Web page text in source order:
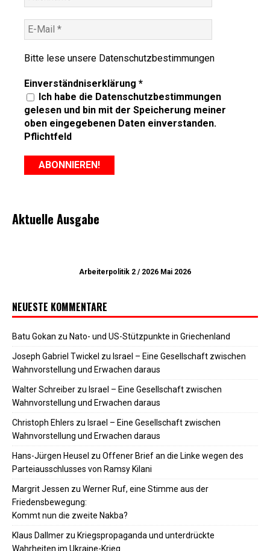
Bitte lese unsere Datenschutzbestimmungen
Einverständniserklärung *
Ich habe die Datenschutzbestimmungen
gelesen und bin mit der Speicherung meiner
oben eingegebenen Daten einverstanden.
Pflichtfeld
Aktuelle Ausgabe
Arbeiterpolitik 2 / 2026 Mai 2026
NEUESTE KOMMENTARE
Batu Gokan zu Nato- und US-Stützpunkte in Griechenland
Joseph Gabriel Twickel zu Israel – Eine Gesellschaft zwischen
Wahnvorstellung und Erwachen daraus
Walter Schreiber zu Israel – Eine Gesellschaft zwischen
Wahnvorstellung und Erwachen daraus
Christoph Ehlers zu Israel – Eine Gesellschaft zwischen
Wahnvorstellung und Erwachen daraus
Hans-Jürgen Heusel zu Offener Brief an die Linke wegen des
Parteiausschlusses von Ramsy Kilani
Margrit Jessen zu Werner Ruf, eine Stimme aus der
Friedensbewegung:
Kommt nun die zweite Nakba?
Klaus Dallmer zu Kriegspropaganda und unterdrückte
Wahrheiten im Ukraine-Krieg